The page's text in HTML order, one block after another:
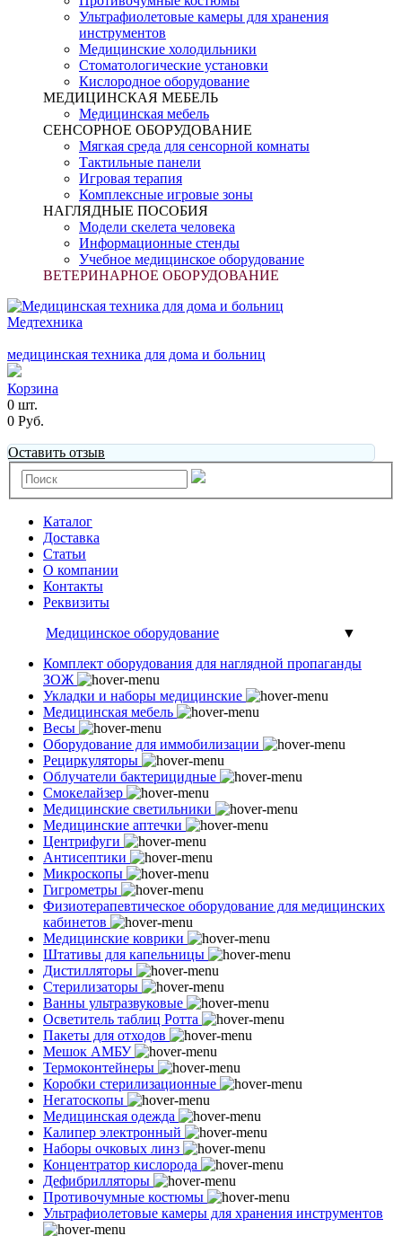
Ультрафиолетовые камеры для хранения
инструментов
Медицинские холодильники
Стоматологические установки
Кислородное оборудование
МЕДИЦИНСКАЯ МЕБЕЛЬ
Медицинская мебель
СЕНСОРНОЕ ОБОРУДОВАНИЕ
Мягкая среда для сенсорной комнаты
Тактильные панели
Игровая терапия
Комплексные игровые зоны
НАГЛЯДНЫЕ ПОСОБИЯ
Модели скелета человека
Информационные стенды
Учебное медицинское оборудование
ВЕТЕРИНАРНОЕ ОБОРУДОВАНИЕ
Медтехника
медицинская техника для дома и больниц
Корзина
0 шт.
0 Руб.
Оставить отзыв
Каталог
Доставка
Статьи
О компании
Контакты
Реквизиты
Медицинское оборудование
▼
Комплект оборудования для наглядной пропаганды
ЗОЖ
Укладки и наборы медицинские
Медицинская мебель
Весы
Оборудование для иммобилизации
Рециркуляторы
Облучатели бактерицидные
Смокелайзер
Медицинские светильники
Медицинские аптечки
Центрифуги
Антисептики
Микроскопы
Гигрометры
Физиотерапевтическое оборудование для медицинских
кабинетов
Медицинские коврики
Штативы для капельницы
Дистилляторы
Стерилизаторы
Ванны ультразвуковые
Осветитель таблиц Ротта
Пакеты для отходов
Мешок АМБУ
Термоконтейнеры
Коробки стерилизационные
Негатоскопы
Медицинская одежда
Калипер электронный
Наборы очковых линз
Концентратор кислорода
Дефибрилляторы
Противочумные костюмы
Ультрафиолетовые камеры для хранения инструментов